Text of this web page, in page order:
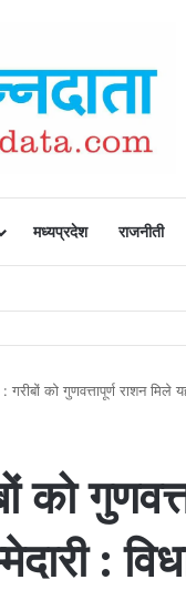
मध्यप्रदेश राजनीती
की समय पर उपलब्धता से
: गरीबों को गुणवत्तापूर्ण राशन मिले
को
: